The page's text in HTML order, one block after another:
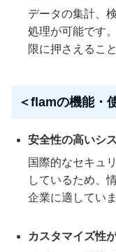
データの集計、
処理が可能です
限に押さえるこ
＜flamの機能・
安全性の高いシ
国際的なセキュ
しているため、
企業に適していま
カスタマイズ性